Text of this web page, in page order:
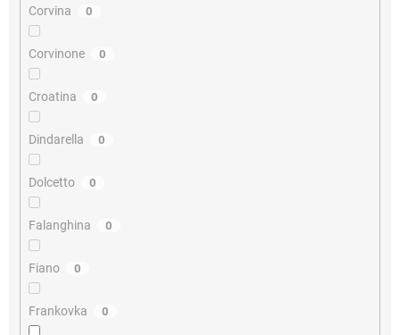
Corvina 0
Corvinone 0
Croatina 0
Dindarella 0
Dolcetto 0
Falanghina 0
Fiano 0
Frankovka 0